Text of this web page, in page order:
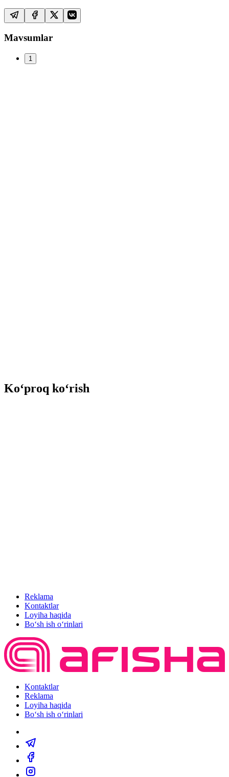
Mavsumlar
1
Ko‘proq ko‘rish
Reklama
Kontaktlar
Loyiha haqida
Bo‘sh ish o‘rinlari
Kontaktlar
Reklama
Loyiha haqida
Bo‘sh ish o‘rinlari